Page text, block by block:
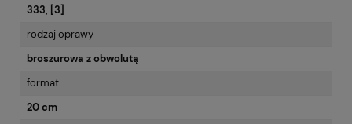
333, [3]
rodzaj oprawy
broszurowa z obwolutą
format
20 cm